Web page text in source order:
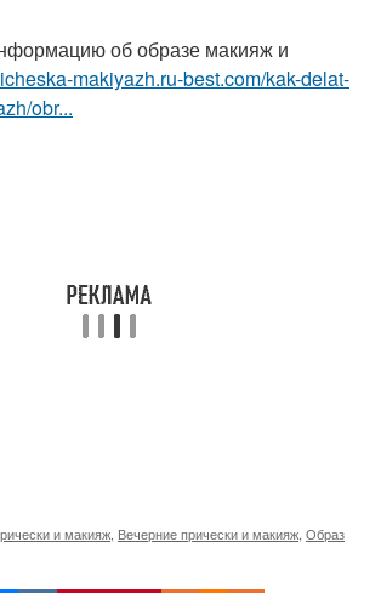
об образе макияж и
makiyazh.ru-best.com/kak-delat-
obr...
и макияж Вечерние прически и макияж Образ